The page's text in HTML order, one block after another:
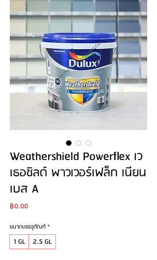
Weathershield Powerflex เว
เธอชิลด์ พาวเวอร์เฟล็ก เนียน
เบส A
฿0.00Price
ขนาดบรรจุภัณฑ์ *
1 GL 2.5 GL